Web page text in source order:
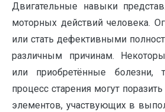
Двигательные навыки
моторных действий человека.
или стать дефективными
различным причинам.
или приобретённые
процесс старения могут
элементов, участвующих в